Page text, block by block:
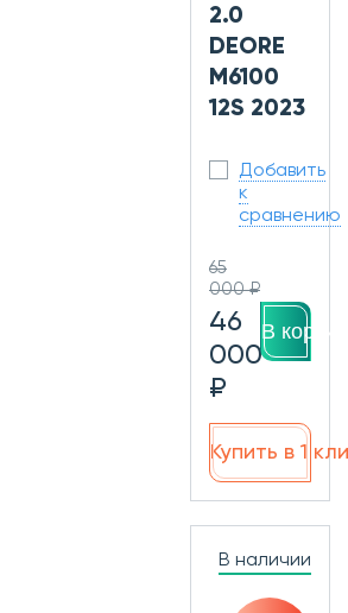
2.0
DEORE
M6100
12S 2023
Добавить
к
сравнению
65
000 ₽
46
000
₽
В
Купить в 1
В наличии